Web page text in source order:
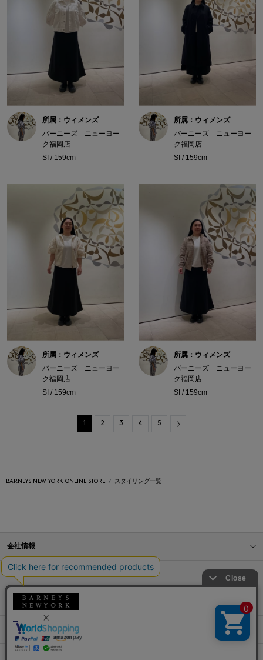
所属：ウィメンズ
バーニーズ ニューヨー
ク福岡店
SI / 159cm
所属：ウィメンズ
バーニーズ ニューヨー
ク福岡店
SI / 159cm
所属：ウィメンズ
バーニーズ ニューヨー
ク福岡店
SI / 159cm
所属：ウィメンズ
バーニーズ ニューヨー
ク福岡店
SI / 159cm
1 2 3 4 5 Next
BARNEYS NEW YORK ONLINE STORE スタイリング一覧
会社情報
オンラインストアショッピングガイド
店舗情報
サービス